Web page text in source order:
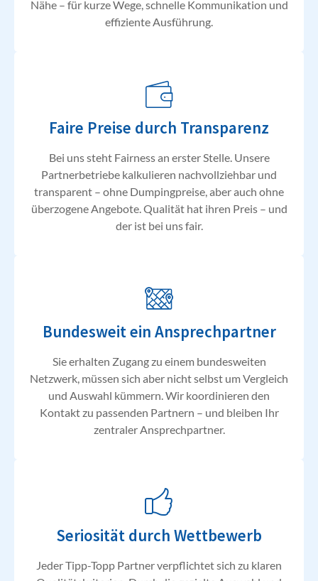
Nähe – für kurze Wege, schnelle Kommunikation und
effiziente Ausführung.
Faire Preise durch Transparenz
Bei uns steht Fairness an erster Stelle. Unsere
Partnerbetriebe kalkulieren nachvollziehbar und
transparent – ohne Dumpingpreise, aber auch ohne
überzogene Angebote. Qualität hat ihren Preis – und
der ist bei uns fair.
Bundesweit ein Ansprechpartner
Sie erhalten Zugang zu einem bundesweiten
Netzwerk, müssen sich aber nicht selbst um Vergleich
und Auswahl kümmern. Wir koordinieren den
Kontakt zu passenden Partnern – und bleiben Ihr
zentraler Ansprechpartner.
Seriosität durch Wettbewerb
Jeder Tipp-Topp Partner verpflichtet sich zu klaren